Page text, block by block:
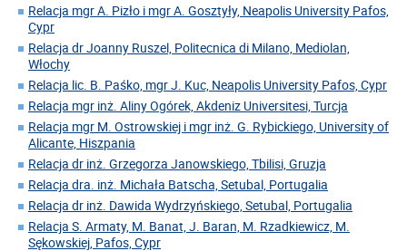
Relacja mgr A. Pizło i mgr A. Gosztyły, Neapolis University Pafos,
Cypr
Relacja dr Joanny Ruszel, Politecnica di Milano, Mediolan,
Włochy
Relacja lic. B. Paśko, mgr J. Kuc, Neapolis University Pafos, Cypr
Relacja mgr inż. Aliny Ogórek, Akdeniz Universitesi, Turcja
Relacja mgr M. Ostrowskiej i mgr inż. G. Rybickiego, University of
Alicante, Hiszpania
Relacja dr inż. Grzegorza Janowskiego, Tbilisi, Gruzja
Relacja dra. inż. Michała Batscha, Setubal, Portugalia
Relacja dr inż. Dawida Wydrzyńskiego, Setubal, Portugalia
Relacja S. Armaty, M. Banat, J. Baran, M. Rzadkiewicz, M.
Sękowskiej, Pafos, Cypr